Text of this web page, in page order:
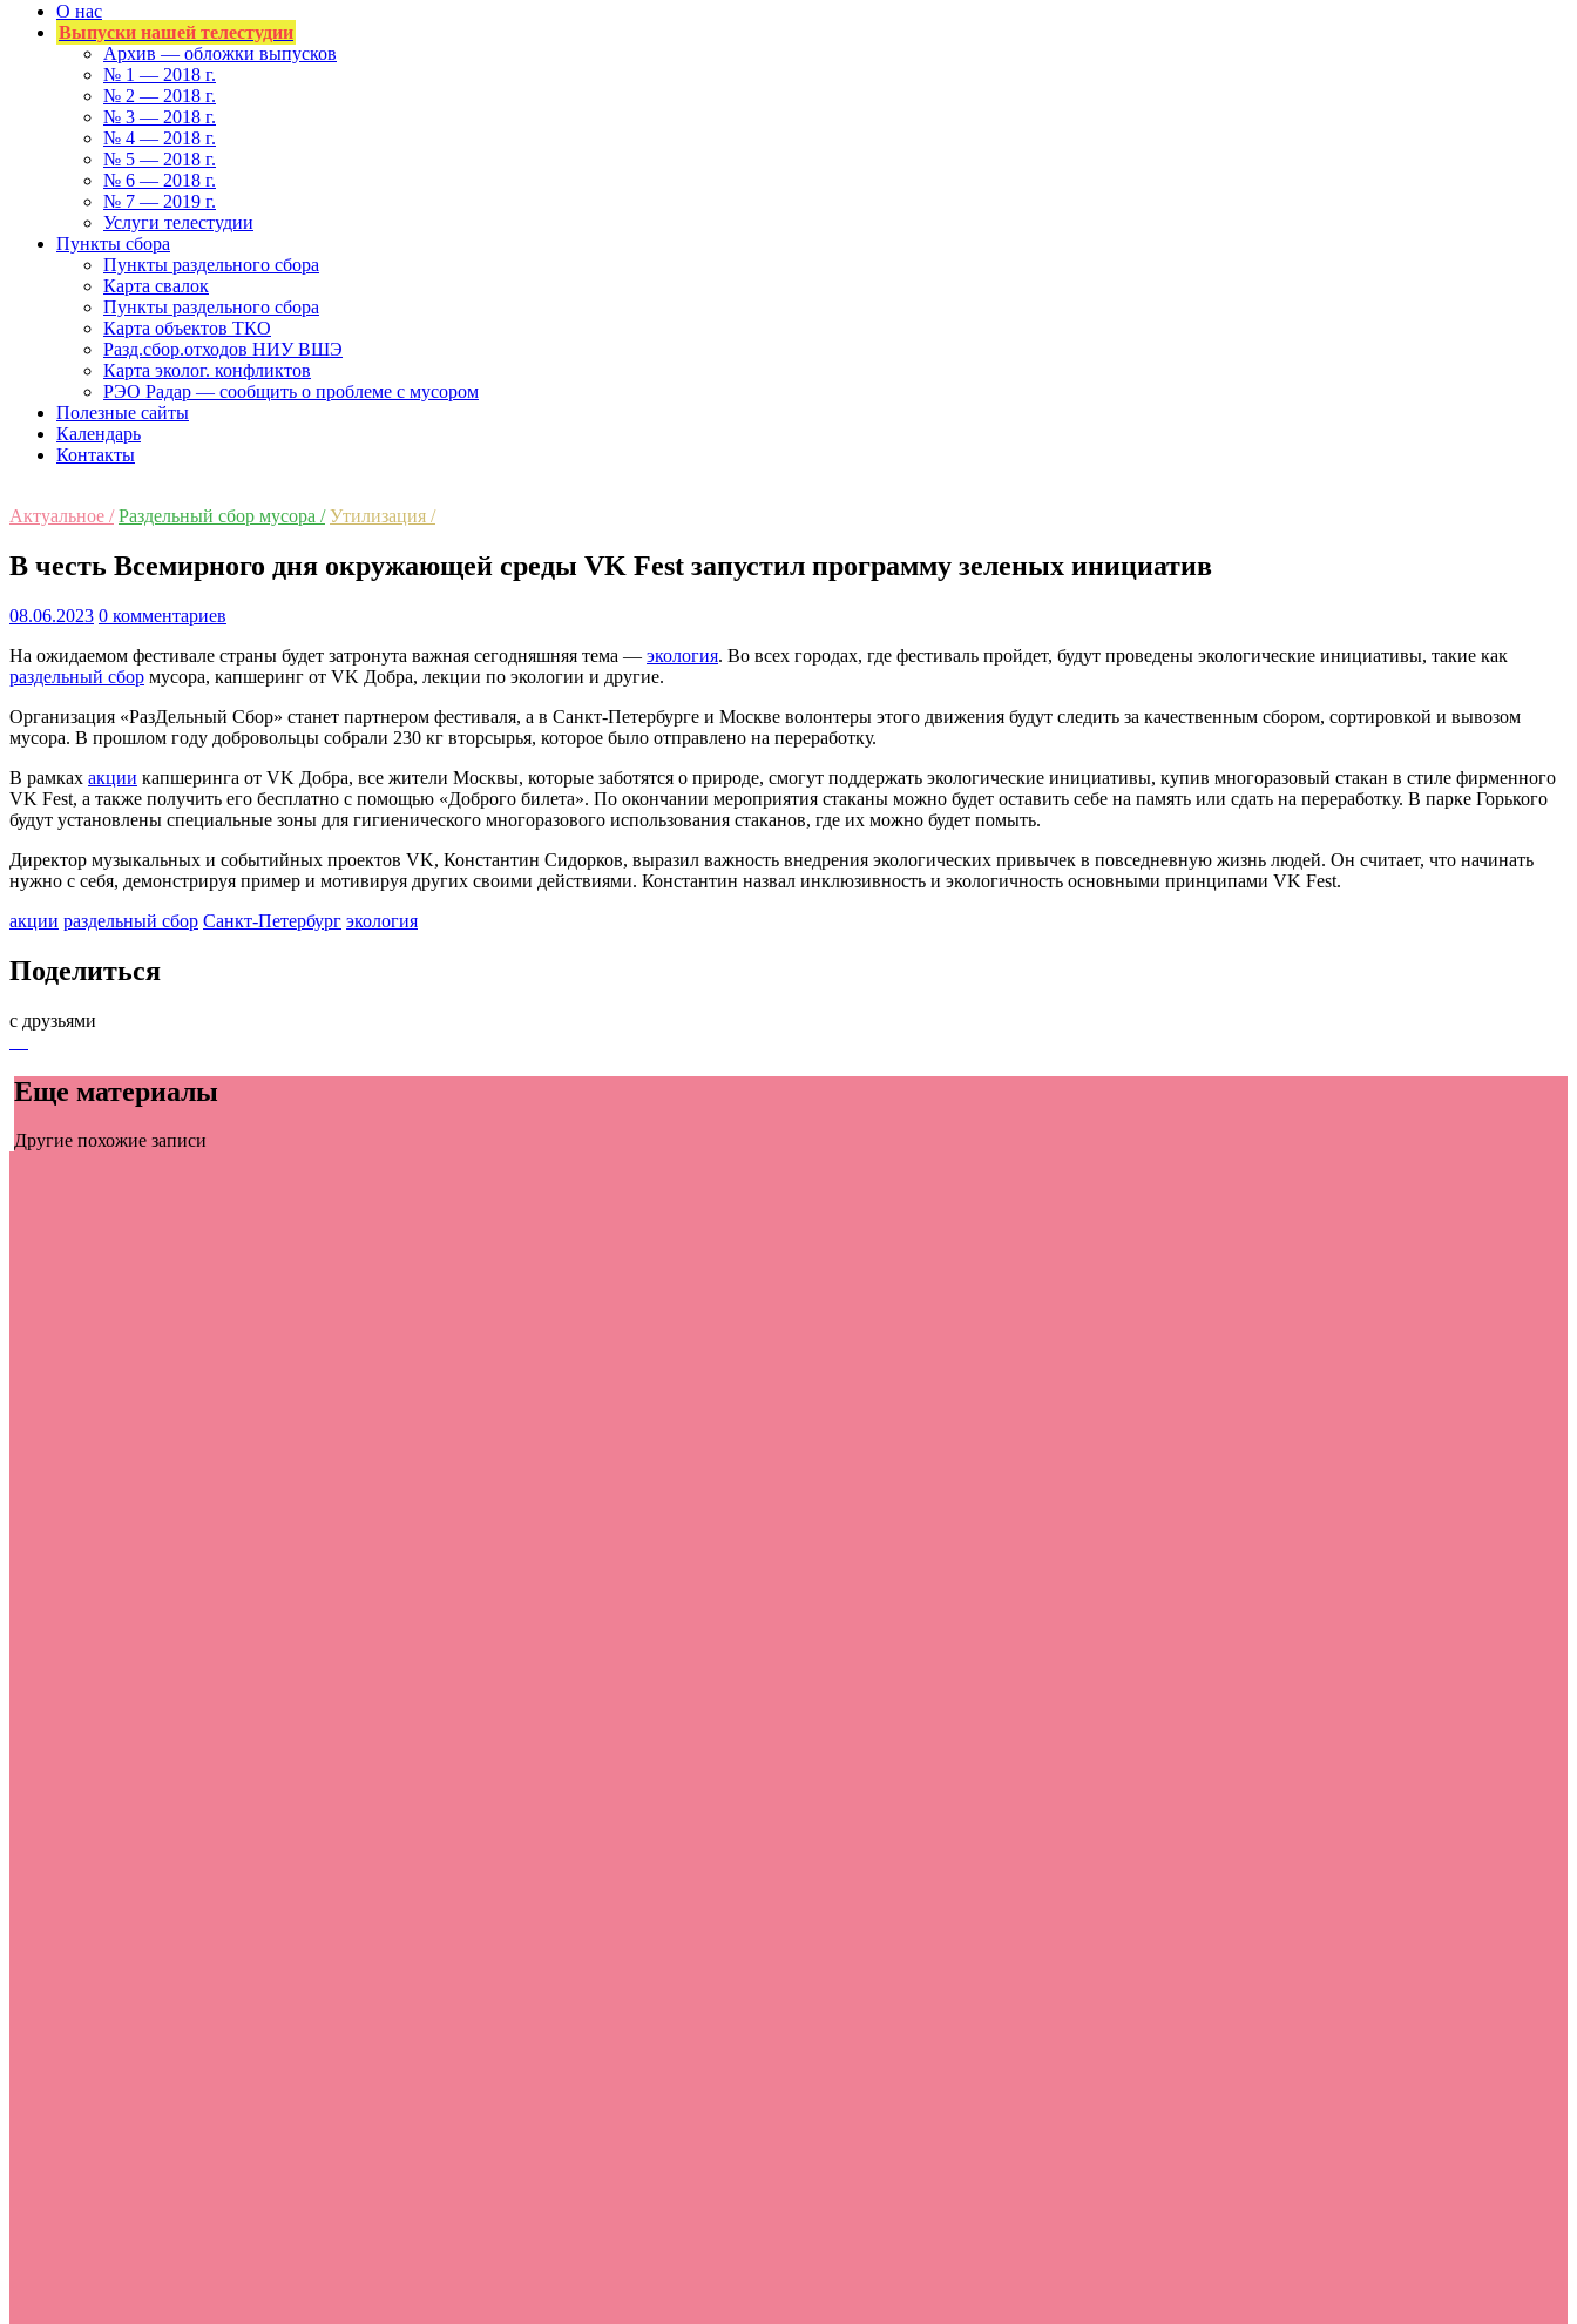
О нас
Выпуски нашей телестудии
Архив — обложки выпусков
№ 1 — 2018 г.
№ 2 — 2018 г.
№ 3 — 2018 г.
№ 4 — 2018 г.
№ 5 — 2018 г.
№ 6 — 2018 г.
№ 7 — 2019 г.
Услуги телестудии
Пункты сбора
Пункты раздельного сбора
Карта свалок
Пункты раздельного сбора
Карта объектов ТКО
Разд.сбор.отходов НИУ ВШЭ
Карта эколог. конфликтов
РЭО Радар — сообщить о проблеме с мусором
Полезные сайты
Календарь
Контакты
Актуальное / Раздельный сбор мусора / Утилизация /
В честь Всемирного дня окружающей среды VK Fest запустил программу зеленых инициатив
08.06.2023 0 комментариев
На ожидаемом фестивале страны будет затронута важная сегодняшняя тема — экология. Во всех городах, где фестиваль пройдет, будут проведены экологические инициативы, такие как
раздельный сбор мусора, капшеринг от VK Добра, лекции по экологии и другие.
Организация «РазДельный Сбор» станет партнером фестиваля, а в Санкт-Петербурге и Москве волонтеры этого движения будут следить за качественным сбором, сортировкой и вывозом
мусора. В прошлом году добровольцы собрали 230 кг вторсырья, которое было отправлено на переработку.
В рамках акции капшеринга от VK Добра, все жители Москвы, которые заботятся о природе, смогут поддержать экологические инициативы, купив многоразовый стакан в стиле фирменного
VK Fest, а также получить его бесплатно с помощью «Доброго билета». По окончании мероприятия стаканы можно будет оставить себе на память или сдать на переработку. В парке Горького
будут установлены специальные зоны для гигиенического многоразового использования стаканов, где их можно будет помыть.
Директор музыкальных и событийных проектов VK, Константин Сидорков, выразил важность внедрения экологических привычек в повседневную жизнь людей. Он считает, что начинать
нужно с себя, демонстрируя пример и мотивируя других своими действиями. Константин назвал инклюзивность и экологичность основными принципами VK Fest.
акции раздельный сбор Санкт-Петербург экология
Поделиться
с друзьями
Еще материалы
Другие похожие записи